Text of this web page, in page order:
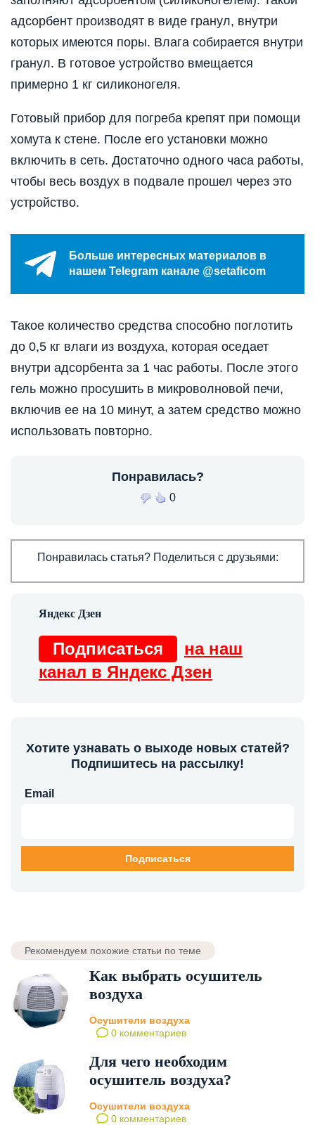
адсорбент производят в виде гранул, внутри
которых имеются поры. Влага собирается внутри
гранул. В готовое устройство вмещается
примерно 1 кг силиконогеля.
Готовый прибор для погреба крепят при помощи
хомута к стене. После его установки можно
включить в сеть. Достаточно одного часа работы,
чтобы весь воздух в подвале прошел через это
устройство.
Больше интересных материалов в
нашем Telegram канале @setaficom
Такое количество средства способно поглотить
до 0,5 кг влаги из воздуха, которая оседает
внутри адсорбента за 1 час работы. После этого
гель можно просушить в микроволновой печи,
включив ее на 10 минут, а затем средство можно
использовать повторно.
Понравилась?
0
Понравилась статья? Поделиться с друзьями:
Подписаться
на наш
канал в Яндекс Дзен
Хотите узнавать о выходе новых статей?
Подпишитесь на рассылку!
Email
Рекомендуем похожие статьи по теме
Как выбрать осушитель
воздуха
Осушители воздуха
0 комментариев
Для чего необходим
осушитель воздуха?
Осушители воздуха
0 комментариев